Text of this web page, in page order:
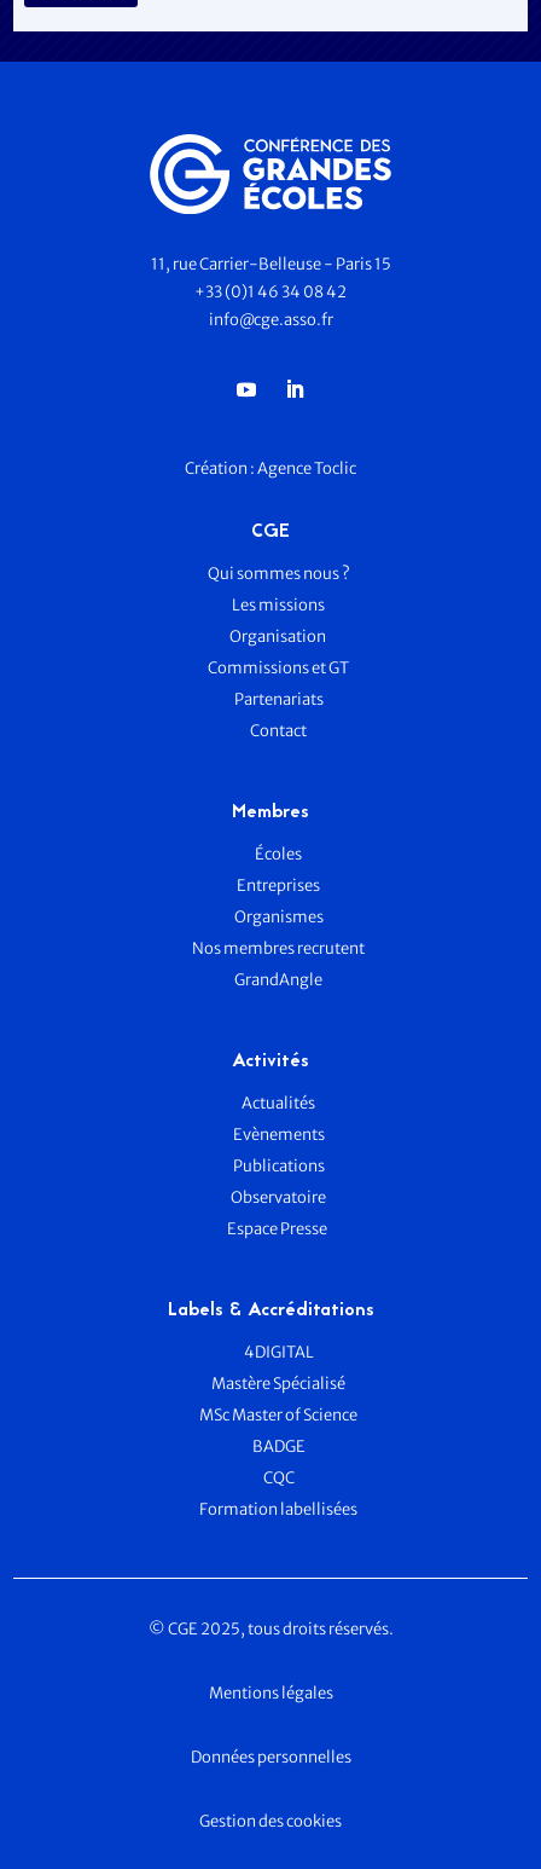
11, rue Carrier-Belleuse - Paris 15
+33 (0)1 46 34 08 42
info@cge.asso.fr
Création :Agence Toclic
CGE
Qui sommes nous ?
Les missions
Organisation
Commissions et GT
Partenariats
Contact
Membres
Écoles
Entreprises
Organismes
Nos membres recrutent
GrandAngle
Activités
Actualités
Evènements
Publications
Observatoire
Espace Presse
Labels & Accréditations
4DIGITAL
Mastère Spécialisé
MSc Master of Science
BADGE
CQC
Formation labellisées
© CGE 2025, tous droits réservés.
Mentions légales
Données personnelles
Gestion des cookies